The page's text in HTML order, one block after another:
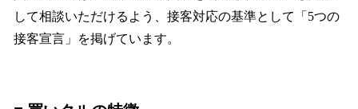
して相談いただけるよう、接客対応の基準として「5つの
接客宣言」を掲げています。